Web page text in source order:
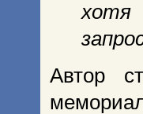
хотя
Автор